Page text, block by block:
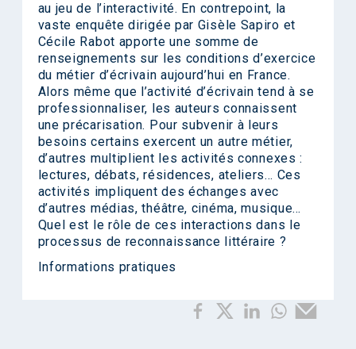
au jeu de l’interactivité. En contrepoint, la
vaste enquête dirigée par Gisèle Sapiro et
Cécile Rabot apporte une somme de
renseignements sur les conditions d’exercice
du métier d’écrivain aujourd’hui en France.
Alors même que l’activité d’écrivain tend à se
professionnaliser, les auteurs connaissent
une précarisation. Pour subvenir à leurs
besoins certains exercent un autre métier,
d’autres multiplient les activités connexes :
lectures, débats, résidences, ateliers… Ces
activités impliquent des échanges avec
d’autres médias, théâtre, cinéma, musique…
Quel est le rôle de ces interactions dans le
processus de reconnaissance littéraire ?
Informations pratiques